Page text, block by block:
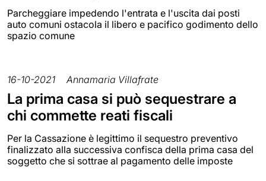
Parcheggiare impedendo l'entrata e l'uscita dai posti
auto comuni ostacola il libero e pacifico godimento dello
spazio comune
16-10-2021 Annamaria Villafrate
La prima casa si può sequestrare a
chi commette reati fiscali
Per la Cassazione è legittimo il sequestro preventivo
finalizzato alla successiva confisca della prima casa del
soggetto che si sottrae al pagamento delle imposte